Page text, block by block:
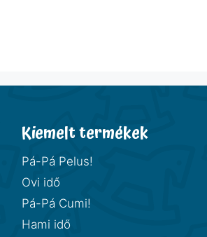
Kiemelt termékek
Pá-Pá Pelus!
Ovi idő
Pá-Pá Cumi!
Hami idő